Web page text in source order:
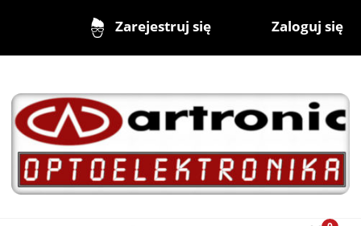
Zarejestruj się Zaloguj się